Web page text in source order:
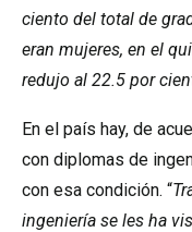
ciento del total de
eran mujeres, en el
redujo al 22.5 por
En el país hay, de
con diplomas de
con esa condición. “
ingeniería se les ha